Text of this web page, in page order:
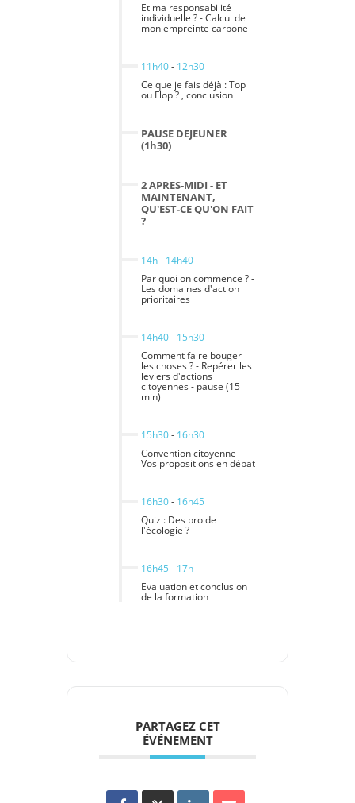
Et ma responsabilité
individuelle ? - Calcul de
mon empreinte carbone
11h40- 12h30
Ce que je fais déjà : Top
ou Flop ? , conclusion
PAUSE DEJEUNER
(1h30)
2 APRES-MIDI - ET
MAINTENANT,
QU'EST-CE QU'ON FAIT
?
14h- 14h40
Par quoi on commence ? -
Les domaines d'action
prioritaires
14h40- 15h30
Comment faire bouger
les choses ? - Repérer les
leviers d'actions
citoyennes - pause (15
min)
15h30- 16h30
Convention citoyenne -
Vos propositions en débat
16h30- 16h45
Quiz : Des pro de
l'écologie ?
16h45 - 17h
Evaluation et conclusion
de la formation
PARTAGEZ CET
ÉVÉNEMENT